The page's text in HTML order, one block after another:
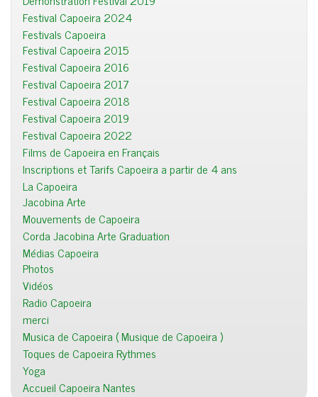
Festival Capoeira 2024
Festivals Capoeira
Festival Capoeira 2015
Festival Capoeira 2016
Festival Capoeira 2017
Festival Capoeira 2018
Festival Capoeira 2019
Festival Capoeira 2022
Films de Capoeira en Français
Inscriptions et Tarifs Capoeira a partir de 4 ans
La Capoeira
Jacobina Arte
Mouvements de Capoeira
Corda Jacobina Arte Graduation
Médias Capoeira
Photos
Vidéos
Radio Capoeira
merci
Musica de Capoeira ( Musique de Capoeira )
Toques de Capoeira Rythmes
Yoga
Accueil Capoeira Nantes